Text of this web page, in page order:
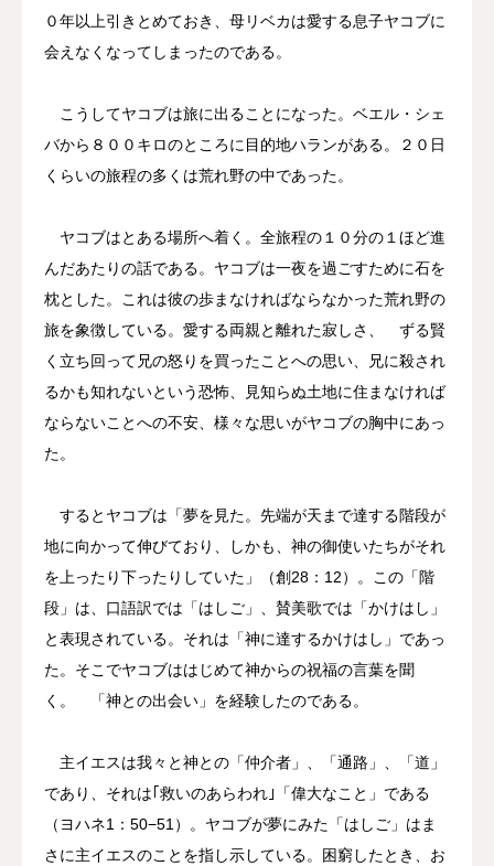
０年以上引きとめておき、母リベカは愛する息子ヤコブに
会えなくなってしまったのである。
こうしてヤコブは旅に出ることになった。ベエル・シェ
バから８００キロのところに目的地ハランがある。２０日
くらいの旅程の多くは荒れ野の中であった。
ヤコブはとある場所へ着く。全旅程の１０分の１ほど進
んだあたりの話である。ヤコブは一夜を過ごすために石を
枕とした。これは彼の歩まなければならなかった荒れ野の
旅を象徴している。愛する両親と離れた寂しさ、 ずる賢
く立ち回って兄の怒りを買ったことへの思い、兄に殺され
るかも知れないという恐怖、見知らぬ土地に住まなければ
ならないことへの不安、様々な思いがヤコブの胸中にあっ
た。
するとヤコブは「夢を見た。先端が天まで達する階段が
地に向かって伸びており、しかも、神の御使いたちがそれ
を上ったり下ったりしていた」（創28：12）。この「階
段」は、口語訳では「はしご」、賛美歌では「かけはし」
と表現されている。それは「神に達するかけはし」であっ
た。そこでヤコブははじめて神からの祝福の言葉を聞
く。 「神との出会い」を経験したのである。
主イエスは我々と神との「仲介者」、「通路」、「道」
であり、それは｢救いのあらわれ｣「偉大なこと」である
（ヨハネ1：50−51）。ヤコブが夢にみた「はしご」はま
さに主イエスのことを指し示している。困窮したとき、お